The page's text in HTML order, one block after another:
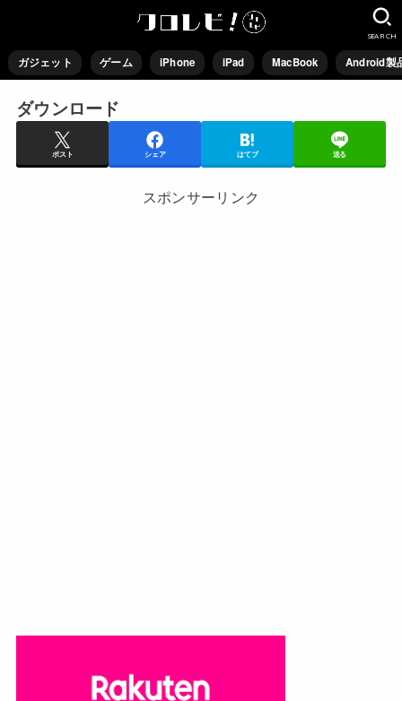
ガジェット ゲーム iPhone iPad MacBook Android製
SEARCH
ダウンロード
ポスト シェア はてブ 送る
スポンサーリンク